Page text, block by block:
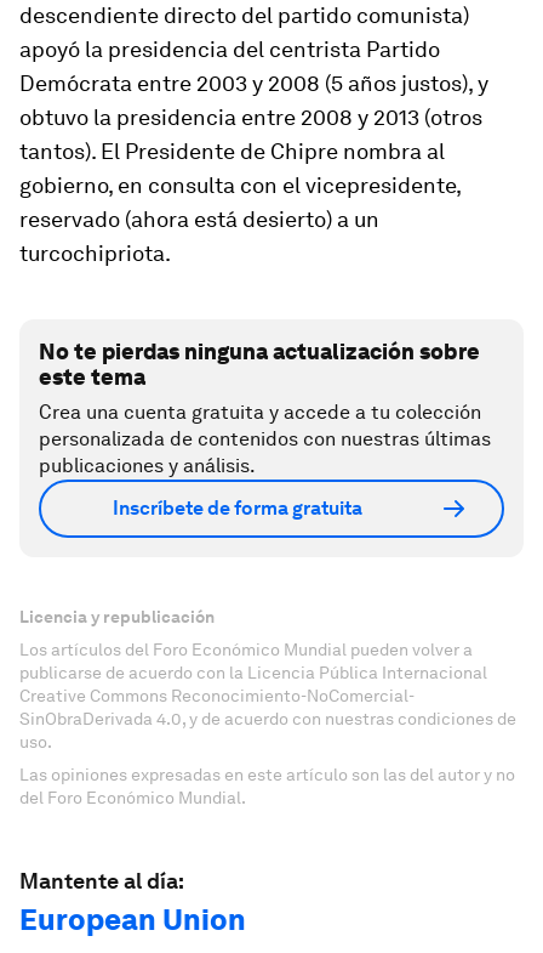
descendiente directo del partido comunista)
apoyó la presidencia del centrista Partido
Demócrata entre 2003 y 2008 (5 años justos), y
obtuvo la presidencia entre 2008 y 2013 (otros
tantos). El Presidente de Chipre nombra al
gobierno, en consulta con el vicepresidente,
reservado (ahora está desierto) a un
turcochipriota.
No te pierdas ninguna actualización sobre
este tema
Crea una cuenta gratuita y accede a tu colección
personalizada de contenidos con nuestras últimas
publicaciones y análisis.
Inscríbete de forma gratuita
Licencia y republicación
Los artículos del Foro Económico Mundial pueden volver a
publicarse de acuerdo con la Licencia Pública Internacional
Creative Commons Reconocimiento-NoComercial-
SinObraDerivada 4.0, y de acuerdo con nuestras condiciones de
uso.
Las opiniones expresadas en este artículo son las del autor y no
del Foro Económico Mundial.
Mantente al día:
European Union